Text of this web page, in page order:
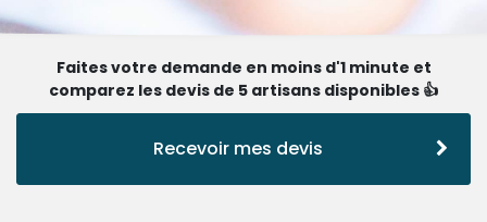
Faites votre demande en moins d'1 minute et
comparez les devis de 5 artisans disponibles 👍
Recevoir mes devis